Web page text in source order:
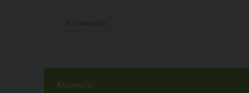
Kuonola